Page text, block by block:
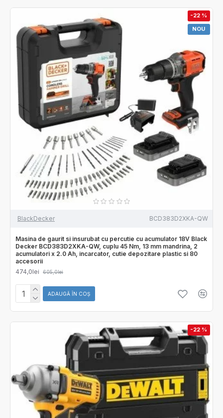
NOU
-22 %
BlackDecker BCD383D2XKA-QW
Masina de gaurit si insurubat cu percutie cu acumulator 18V Black
Decker BCD383D2XKA-QW, cuplu 45 Nm, 13 mm mandrina, 2
acumulatori x 2.0 Ah, incarcator, cutie depozitare plastic si 80
accesorii
474,0lei
605,0lei
ADAUGĂ ÎN COŞ
-22 %